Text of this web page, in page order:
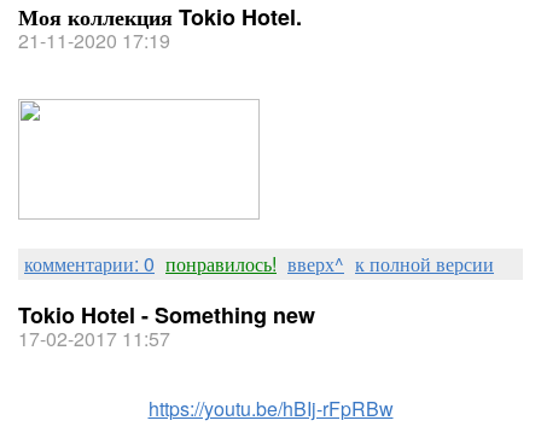
Моя коллекция Tokio Hotel.
21-11-2020 17:19
комментарии: 0 понравилось! вверх^ к полной версии
Tokio Hotel - Something new
17-02-2017 11:57
https://youtu.be/hBIj-rFpRBw